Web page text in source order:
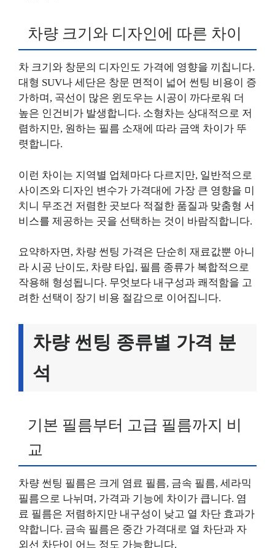
차량 크기와 디자인에 따른 차이
차 크기와 창문의 디자인도 가격에 영향을 끼칩니다.
대형 SUV나 세단은 창문 면적이 넓어 썬팅 비용이 증
가하며, 곡선이 많은 윈도우는 시공이 까다로워 더
높은 인건비가 발생합니다. 소형차는 상대적으로 저
렴하지만, 원하는 필름 소재에 따라 금액 차이가 뚜
렷합니다.
이런 차이는 지역별 업체마다 다르지만, 일반적으로
사이즈와 디자인 변수가 가격대에 가장 큰 영향을 미
치니 무조건 저렴한 곳보다 적절한 품질과 맞춤형 서
비스를 제공하는 곳을 선택하는 것이 바람직합니다.
요약하자면, 차량 썬팅 가격은 단순히 재료값뿐 아니
라 시공 난이도, 차량 타입, 필름 종류가 복합적으로
작용해 형성됩니다. 무엇보다 내구성과 쾌적함을 고
려한 선택이 장기 비용 절감으로 이어집니다.
차량 썬팅 종류별 가격 분
석
기본 필름부터 고급 필름까지 비
교
차량 썬팅 필름은 크게 염료 필름, 금속 필름, 세라믹
필름으로 나뉘며, 가격과 기능에 차이가 큽니다. 염
료 필름은 저렴하지만 내구성이 낮고 열 차단 효과가
약합니다. 금속 필름은 중간 가격대로 열 차단과 자
외선 차단이 어느 정도 가능합니다.